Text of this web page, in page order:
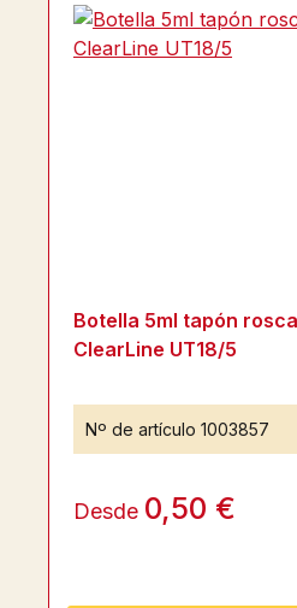
Botella 5ml tapón
ClearLine UT18/5
Nº de artículo 1003857
Desde 0,50 €